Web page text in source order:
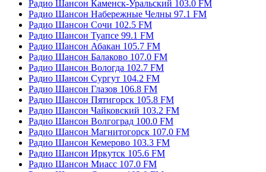
Радио Шансон Каменск-Уральский 103.0 FM
Радио Шансон Набережные Челны 97.1 FM
Радио Шансон Сочи 102.5 FM
Радио Шансон Туапсе 99.1 FM
Радио Шансон Абакан 105.7 FM
Радио Шансон Балаково 107.0 FM
Радио Шансон Вологда 102.7 FM
Радио Шансон Сургут 104.2 FM
Радио Шансон Глазов 106.8 FM
Радио Шансон Пятигорск 105.8 FM
Радио Шансон Чайковский 103.2 FM
Радио Шансон Волгоград 100.0 FM
Радио Шансон Магнитогорск 107.0 FM
Радио Шансон Кемерово 103.3 FM
Радио Шансон Иркутск 105.6 FM
Радио Шансон Миасс 107.0 FM